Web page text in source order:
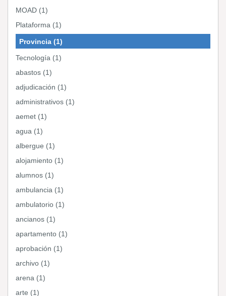
MOAD (1)
Plataforma (1)
Provincia (1)
Tecnología (1)
abastos (1)
adjudicación (1)
administrativos (1)
aemet (1)
agua (1)
albergue (1)
alojamiento (1)
alumnos (1)
ambulancia (1)
ambulatorio (1)
ancianos (1)
apartamento (1)
aprobación (1)
archivo (1)
arena (1)
arte (1)